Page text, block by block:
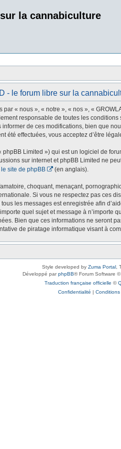
la cannabiculture
- le forum libre sur la
« nous », « notre », « nos », «
responsable de toutes les
de ces modifications, bien que
effectuées, vous acceptez d’être
Limited ») qui est un logiciel de
sur internet et phpBB Limited ne
le site de phpBB (en anglais).
choquant, menaçant,
Si vous ne respectez pas ces
les messages est enregistrée afin
quel sujet et message à n’importe
Bien que ces informations ne seront
de piratage informatique visant à
Style developed by Zuma Portal ,
Développé parphpBB® Forum Software
Traduction française officielle ©
Confidentialité | Conditions